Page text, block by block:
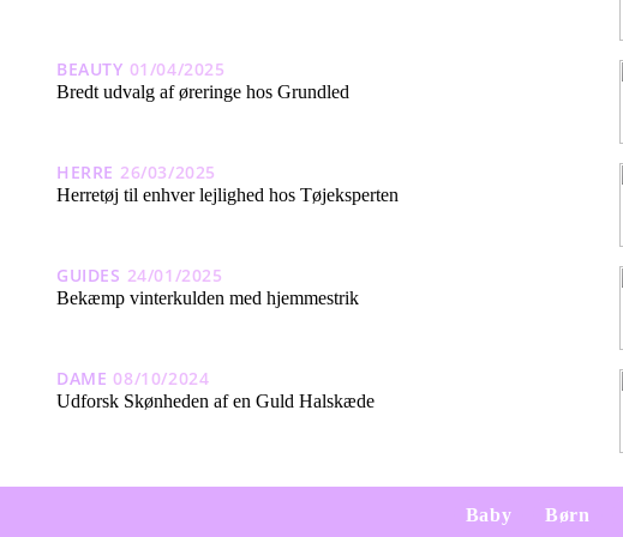
BEAUTY 01/04/2025
Bredt udvalg af øreringe hos Grundled
HERRE 26/03/2025
Herretøj til enhver lejlighed hos Tøjeksperten
GUIDES 24/01/2025
Bekæmp vinterkulden med hjemmestrik
DAME 08/10/2024
Udforsk Skønheden af en Guld Halskæde
Baby Børn